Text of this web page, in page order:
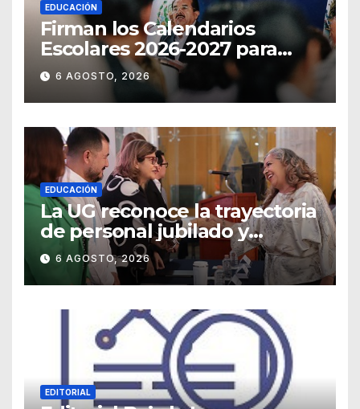
EDUCACIÓN
Firman los Calendarios
Escolares 2026-2027 para
Guanajuato
6 AGOSTO, 2026
EDUCACIÓN
La UG reconoce la trayectoria
de personal jubilado y
agradece su legado
6 AGOSTO, 2026
EDITORIAL